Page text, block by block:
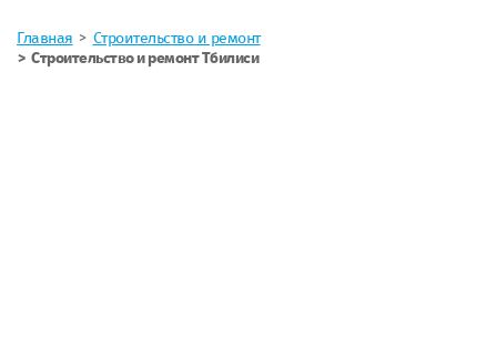
Главная
Строительство и ремонт
Строительство и ремонт Тбилиси